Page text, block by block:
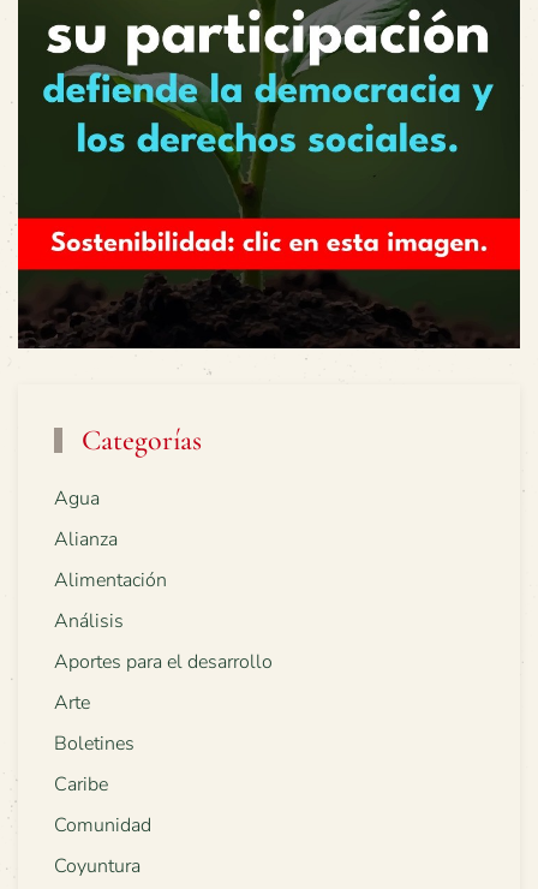
Categorías
Agua
Alianza
Alimentación
Análisis
Aportes para el desarrollo
Arte
Boletines
Caribe
Comunidad
Coyuntura